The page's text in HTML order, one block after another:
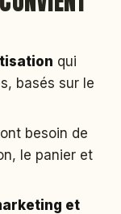
qui
basés sur le
besoin de
le panier et
et